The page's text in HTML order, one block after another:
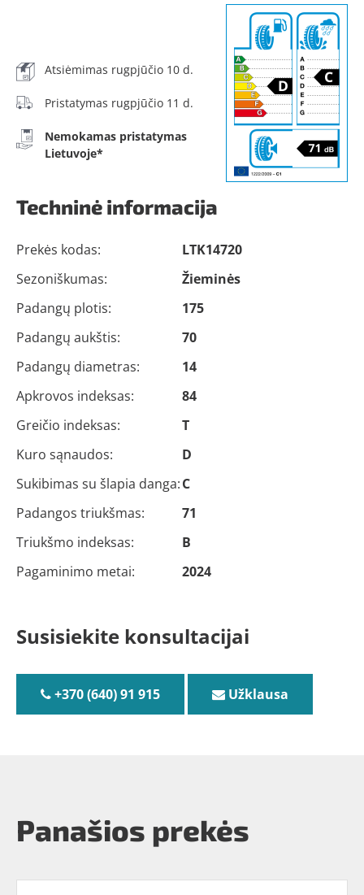
Atsiėmimas rugpjūčio 10 d.
Pristatymas rugpjūčio 11 d.
Nemokamas pristatymas
Lietuvoje*
Techninė informacija
Prekės kodas:
LTK14720
Sezoniškumas:
Žieminės
Padangų plotis:
175
Padangų aukštis:
70
Padangų diametras:
14
Apkrovos indeksas:
84
Greičio indeksas:
T
Kuro sąnaudos:
D
Sukibimas su šlapia danga:C
Padangos triukšmas:
71
Triukšmo indeksas:
B
Pagaminimo metai:
2024
Susisiekite konsultacijai
+370 (640) 91 915 Užklausa
Panašios prekės